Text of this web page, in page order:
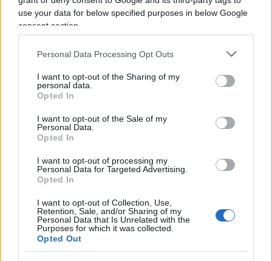
use your data for below specified purposes in below Google
consent section.
Personal Data Processing Opt Outs
I want to opt-out of the Sharing of my
personal data.
Opted In
I want to opt-out of the Sale of my
Personal Data.
Opted In
I want to opt-out of processing my
Personal Data for Targeted Advertising.
Opted In
I want to opt-out of Collection, Use,
Retention, Sale, and/or Sharing of my
Personal Data that Is Unrelated with the
Purposes for which it was collected.
Opted Out
Caso Roggero e giustizia percepita:
quando si incrina il patto tra Stato
e cittadini
Antonella Gramigna
17 Luglio 2026, 5:54